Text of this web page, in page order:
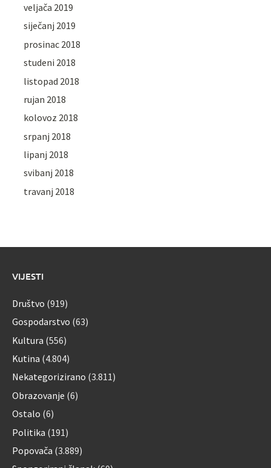
veljača 2019
siječanj 2019
prosinac 2018
studeni 2018
listopad 2018
rujan 2018
kolovoz 2018
srpanj 2018
lipanj 2018
svibanj 2018
travanj 2018
VIJESTI
Društvo (919)
Gospodarstvo (63)
Kultura (556)
Kutina (4.804)
Nekategorizirano (3.811)
Obrazovanje (6)
Ostalo (6)
Politika (191)
Popovača (3.889)